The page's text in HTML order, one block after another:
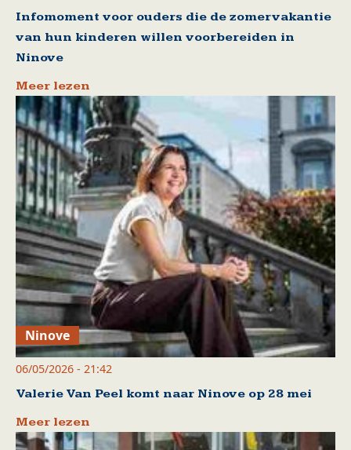
Infomoment voor ouders die de zomervakantie
van hun kinderen willen voorbereiden in
Ninove
Meer lezen
Ninove
06/05/2026 - 21:42
Valerie Van Peel komt naar Ninove op 28 mei
Meer lezen